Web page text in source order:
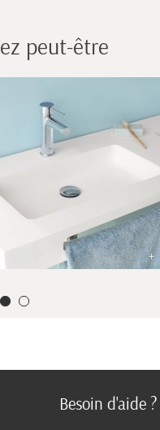
peut-être
+
Besoin d'aide ?